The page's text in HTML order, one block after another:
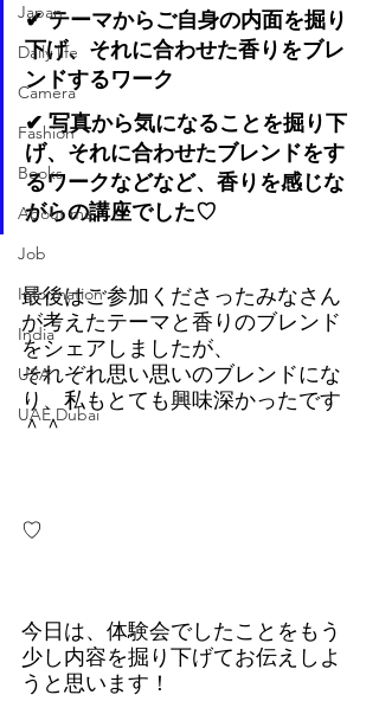
Japan
Daily life
Camera
Fashion
Books
About me
Job
Information
India
USA
UAE Dubai
✔︎ テーマからご自身の内面を掘り
下げ、それに合わせた香りをブレ
ンドするワーク⁡
✔︎ 写真から気になることを掘り下
げ、それに合わせたブレンドをす
るワーク⁡などなど、香りを感じな
がらの講座でした♡
最後はご参加くださったみなさん
が考えたテーマと香りのブレンド
をシェアしましたが、
それぞれ思い思いのブレンドにな
り、私もとても興味深かったです⁡
＾＾
♡
今日は、体験会でしたことをもう
少し内容を掘り下げてお伝えしよ
うと思います！